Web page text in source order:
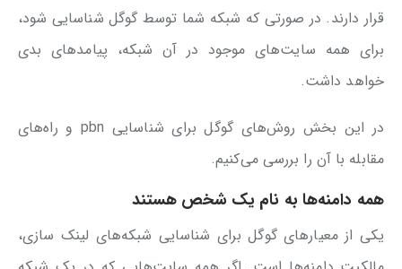
قرار دارند. در صورتی که شبکه شما توسط گوگل شناسایی شود،
برای همه سایت‌های موجود در آن شبکه، پیامدهای بدی
خواهد داشت.
در این بخش روش‌های گوگل برای شناسایی pbn و راه‌های
مقابله با آن را بررسی می‌کنیم.
همه دامنه‌ها به نام یک شخص هستند
یکی از معیارهای گوگل برای شناسایی شبکه‌های لینک سازی،